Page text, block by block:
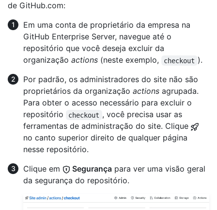
de GitHub.com:
Em uma conta de proprietário da empresa na
GitHub Enterprise Server, navegue até o
repositório que você deseja excluir da
organização actions (neste exemplo, checkout ).
Por padrão, os administradores do site não são
proprietários da organização actions agrupada.
Para obter o acesso necessário para excluir o
repositório
checkout , você precisa usar as
ferramentas de administração do site. Clique
no canto superior direito de qualquer página
nesse repositório.
Clique em
Segurança para ver uma visão geral
da segurança do repositório.